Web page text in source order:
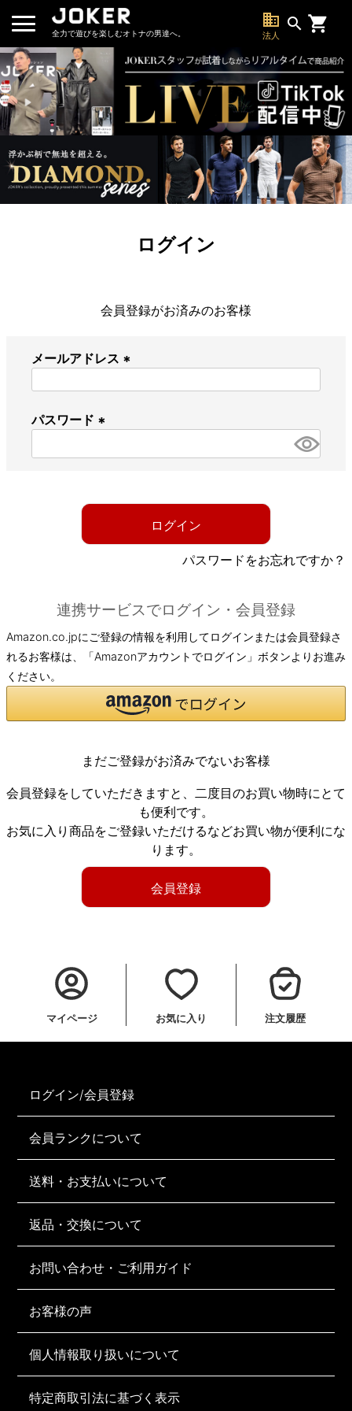
全力で遊びを楽しむオトナの男達へ。
business
法人
search
ログイン
会員登録がお済みのお客様
メールアドレス
パスワード
必
ログイン
パスワードをお忘れですか？
連携サービスでログイン・会員登録
Amazon.co.jpにご登録の情報を利用してログインまたは会員登録さ
れるお客様は、「Amazonアカウントでログイン」ボタンよりお進み
ください。
まだご登録がお済みでないお客様
会員登録をしていただきますと、二度目のお買い物時にとて
も便利です。
お気に入り商品をご登録いただけるなどお買い物が便利にな
ります。
会員登録
マイページ お気に入り 注文履歴
ログイン/会員登録
会員ランクについて
送料・お支払いについて
返品・交換について
お問い合わせ・ご利用ガイド
お客様の声
個人情報取り扱いについて
特定商取引法に基づく表示